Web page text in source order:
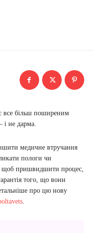
все більш поширеним
і не дарма.
медичне втручання
пологи чи
щоб пришвидшити процес,
того, що вони
про цю нову
.